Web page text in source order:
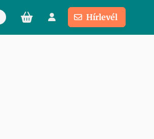
Hírlevél